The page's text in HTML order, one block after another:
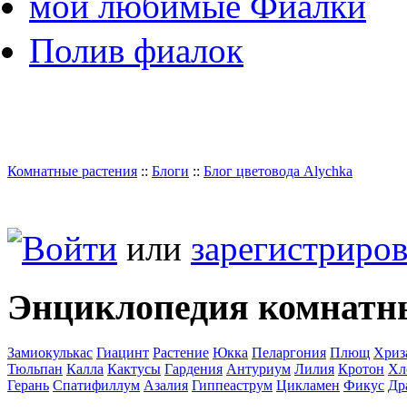
Полив фиалок
Комнатные растения :: Блоги :: Блог цветовода Alychka
Войти или
Энциклопедия
Замиокулькас Гиацинт Растение Юкка Пеларгония Плющ
Тюльпан Калла Кактусы Гардения Антуриум Лилия Кротон
Герань Спатифиллум Азалия Гиппеаструм Цикламен Фикус